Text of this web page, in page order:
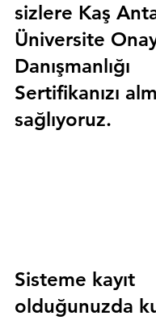
sizlere Kaş
Üniversite
Danışmanlığı
Sertifikanızı
sağlıyoruz.
Sisteme kayıt
olduğunuzda